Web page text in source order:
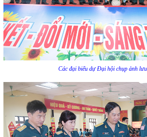
Các đại biểu dự Đại hội chụp ảnh lưu